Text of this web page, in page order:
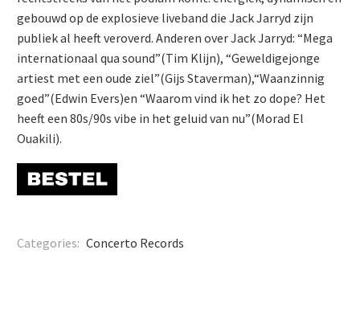
gebouwd op de explosieve liveband die Jack Jarryd zijn
publiek al heeft veroverd. Anderen over Jack Jarryd: “Mega
internationaal qua sound”(Tim Klijn), “Geweldigejonge
artiest met een oude ziel”(Gijs Staverman),“Waanzinnig
goed”(Edwin Evers)en “Waarom vind ik het zo dope? Het
heeft een 80s/90s vibe in het geluid van nu”(Morad El
Ouakili).
Categories: Concerto Records